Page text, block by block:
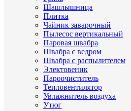
Шашлышница
Плитка
Чайник заварочный
Пылесос вертикальный
Паровая швабра
Швабра с ведром
Швабра с распылителем
Электовеник
Пароочиститель
Тепловентилятор
Увлажнитель воздуха
Утюг